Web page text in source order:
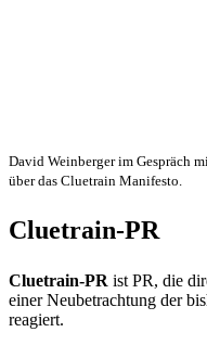
David Weinberger im Gespräch
über das Cluetrain Manifesto.
Cluetrain-PR
Cluetrain-PR ist PR, die
einer Neubetrachtung der
reagiert.